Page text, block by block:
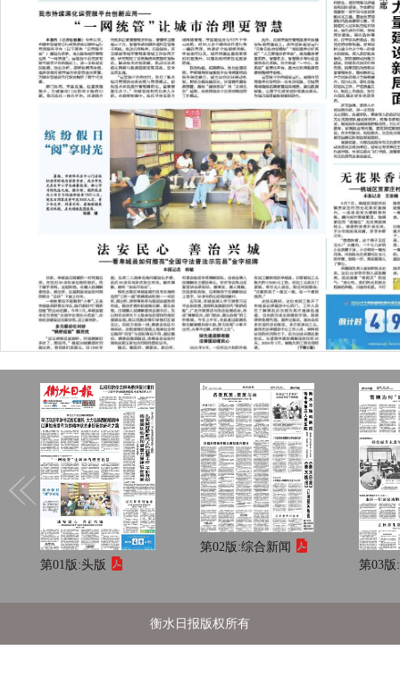
第01版:头版
第02版:综合新闻
第03版:
衡水日报版权所有